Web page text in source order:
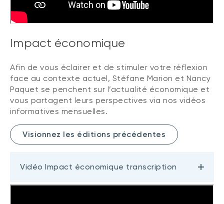
Impact économique
Afin de vous éclairer et de stimuler votre réflexion
face au contexte actuel, Stéfane Marion et Nancy
Paquet se penchent sur l’actualité économique et
vous partagent leurs perspectives via nos vidéos
informatives mensuelles.
Visionnez les éditions précédentes
Vidéo Impact économique transcription